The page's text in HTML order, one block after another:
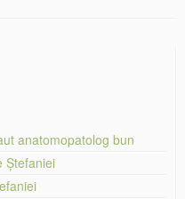
anatomopatolog bun
Ștefaniei